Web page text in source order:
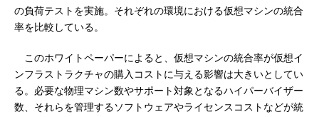
の負荷テストを実施。それぞれの環境における仮想マシンの統合
率を比較している。
このホワイトペーパーによると、仮想マシンの統合率が仮想イ
ンフラストラクチャの購入コストに与える影響は大きいとしてい
る。必要な物理マシン数やサポート対象となるハイパーバイザー
数、それらを管理するソフトウェアやライセンスコストなどが統